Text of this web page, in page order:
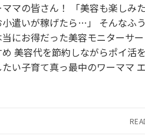
ママの皆さん！ 「美容も楽し
遣いが稼げたら…」 そんなふ
にお得だった美容モニターサ
美容代を節約しながらポイ活
い子育て真っ最中のワーママ